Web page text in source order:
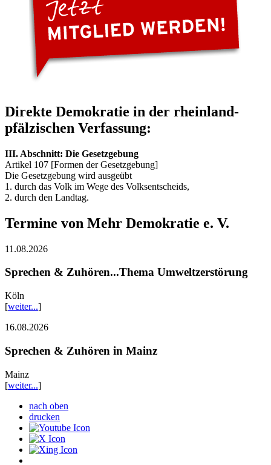
Direkte Demokratie in der rheinland-
pfälzischen Verfassung:
III. Abschnitt: Die Gesetzgebung
Artikel 107 [Formen der Gesetzgebung]
Die Gesetzgebung wird ausgeübt
1. durch das Volk im Wege des Volksentscheids,
2. durch den Landtag.
Termine von Mehr Demokratie e. V.
11.08.2026
Sprechen & Zuhören...Thema Umweltzerstörung
Köln
[weiter...]
16.08.2026
Sprechen & Zuhören in Mainz
Mainz
[weiter...]
nach oben
drucken